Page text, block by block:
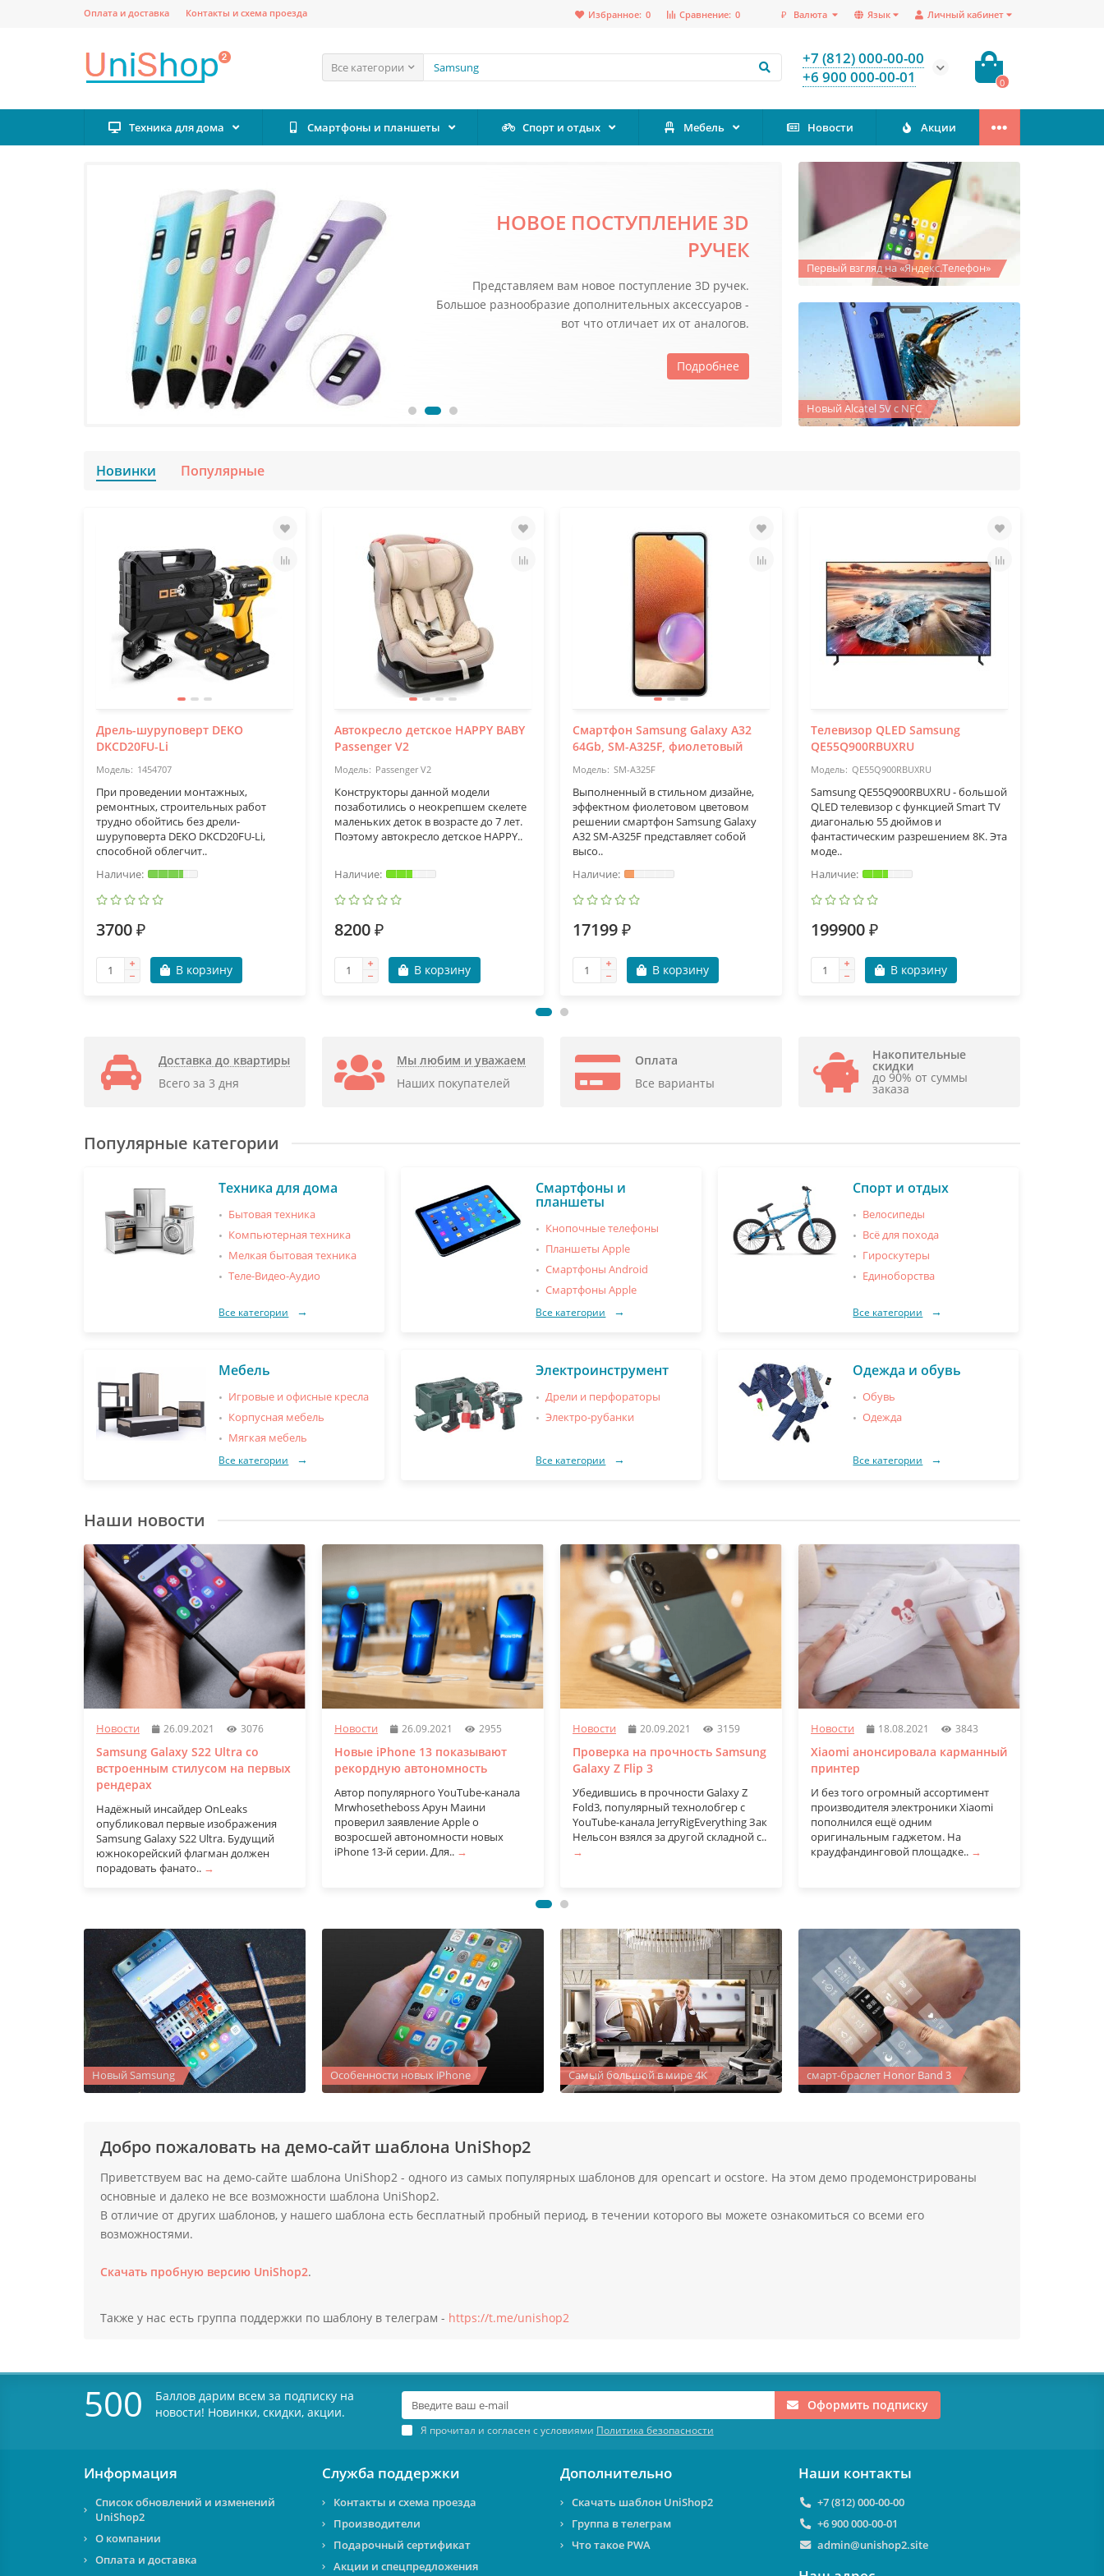
Личный кабинет
Язык
₽ Валюта
Сравнение: 0
Избранное: 0
Оплата и доставка Контакты и схема проезда
Все категории
+7 (812) 000-00-00
+6 900 000-00-01
0
Техника для дома Смартфоны и планшеты Спорт и отдых Мебель Новости Акции
НОВИНКА! ОБУВЬ ОТ ASCOT
высокотехнологичную обувь, которая хороша и для
спортивных занятий, и для повседневной носки.
Подробнее
Первый взгляд на «Яндекс.Телефон»
Новый Alcatel 5V с NFC
Новинки Популярные
Дрель-шуруповерт DEKO
DKCD20FU-Li
1454707
При проведении монтажных,
ремонтных, строительных работ
трудно обойтись без дрели-
шуруповерта DEKO DKCD20FU-Li,
способной облегчит..
3700 ₽
В корзину
Автокресло детское HAPPY BABY
Passenger V2
Passenger V2
Конструкторы данной модели
позаботились о неокрепшем скелете
маленьких деток в возрасте до 7 лет.
Поэтому автокресло детское HAPPY..
8200 ₽
В корзину
Смартфон Samsung Galaxy A32
64Gb, SM-A325F, фиолетовый
SM-A325F
Выполненный в стильном дизайне,
эффектном фиолетовом цветовом
решении смартфон Samsung Galaxy
A32 SM-A325F представляет собой
высо..
17199 ₽
В корзину
Телевизор QLED Samsung
QE55Q900RBUXRU
QE55Q900RBUXRU
Samsung QE55Q900RBUXRU - большой
QLED телевизор с функцией Smart TV
диагональю 55 дюймов и
фантастическим разрешением 8К. Эта
моде..
199900 ₽
В корзину
Доставка до квартиры
Всего за 3 дня
Мы любим и уважаем
Наших покупателей
Оплата
Все варианты
Накопительные
скидки
до 90% от суммы
заказа
Популярные категории
Техника для дома
Бытовая техника
Компьютерная техника
Мелкая бытовая техника
Теле-Видео-Аудио
Все категории
Смартфоны и
планшеты
Кнопочные телефоны
Планшеты Apple
Смартфоны Android
Смартфоны Apple
Все категории
Спорт и отдых
Велосипеды
Всё для похода
Гироскутеры
Единоборства
Все категории
Мебель
Игровые и офисные кресла
Корпусная мебель
Мягкая мебель
Все категории
Электроинструмент
Дрели и перфораторы
Электро-рубанки
Все категории
Одежда и обувь
Обувь
Одежда
Все категории
Наши новости
Новости 26.09.2021 3076
Samsung Galaxy S22 Ultra со
встроенным стилусом на первых
рендерах
Надёжный инсайдер OnLeaks
опубликовал первые изображения
Samsung Galaxy S22 Ultra. Будущий
южнокорейский флагман должен
порадовать фанато.. →
Новости 26.09.2021 2955
Новые iPhone 13 показывают
рекордную автономность
Автор популярного YouTube-канала
Mrwhosetheboss Арун Маини
проверил заявление Apple о
возросшей автономности новых
iPhone 13-й серии. Для.. →
Новости 20.09.2021 3159
Проверка на прочность Samsung
Galaxy Z Flip 3
Убедившись в прочности Galaxy Z
Fold3, популярный технолобгер с
YouTube-канала JerryRigEverything Зак
Нельсон взялся за другой складной с..
→
Новости 18.08.2021 3843
Xiaomi анонсировала карманный
принтер
И без того огромный ассортимент
производителя электроники Xiaomi
пополнился ещё одним
оригинальным гаджетом. На
краудфандинговой площадке.. →
Новый Samsung Особенности новых iPhone Самый большой в мире 4K смарт-браслет Honor Band 3
Добро пожаловать на демо-сайт шаблона UniShop2
Приветствуем вас на демо-сайте шаблона UniShop2 - одного из самых популярных шаблонов для opencart и ocstore. На этом демо продемонстрированы
основные и далеко не все возможности шаблона UniShop2.
В отличие от других шаблонов, у нашего шаблона есть бесплатный пробный период, в течении которого вы можете ознакомиться со всеми его
возможностями.
Скачать пробную версию UniShop2.
Также у нас есть группа поддержки по шаблону в телеграм - https://t.me/unishop2
500
Баллов дарим всем за подписку на
новости! Новинки, скидки, акции.
Оформить подписку
Я прочитал и согласен с условиями Политика безопасности
Информация
Список обновлений и изменений
UniShop2
О компании
Оплата и доставка
Служба поддержки
Контакты и схема проезда
Производители
Подарочный сертификат
Акции и спецпредложения
Дополнительно
Скачать шаблон UniShop2
Группа в телеграм
Что такое PWA
Наши контакты
+7 (812) 000-00-00
+6 900 000-00-01
admin@unishop2.site